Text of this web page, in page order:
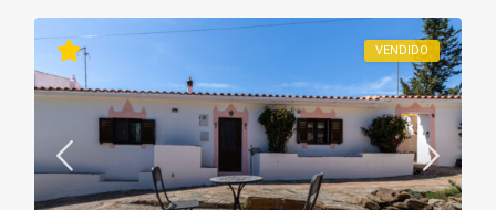
VENDIDO